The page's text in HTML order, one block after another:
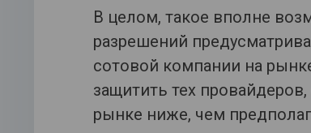
В целом, такое вполне
разрешений
сотовой компании на
защитить тех
рынке ниже, чем